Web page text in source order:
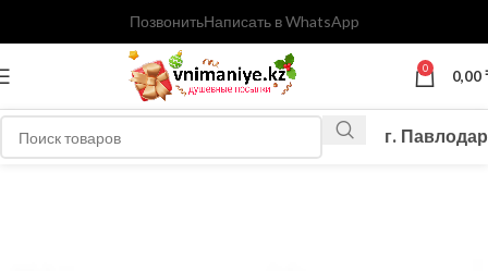
ПозвонитьНаписать в WhatsApp
0 0,00
г. Павлодар